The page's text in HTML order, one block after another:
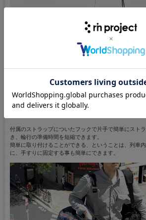
付属のストラップについたフックで片手で簡単にスト
き、輪行の準備時間を短縮できます。
簡単に取り付けることができる、ということは、列車
に、手すりに固定する事も簡単にできます。